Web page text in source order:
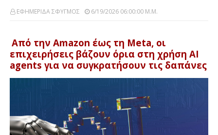
ΕΦΗΜΕΡΙΔΑ ΣΦΥΓΜΟΣ 6/19/2026 06:00:00 Μ.μ.
Από την Amazon έως τη Meta, οι
επιχειρήσεις βάζουν όρια στη χρήση AI
agents για να συγκρατήσουν τις δαπάνες